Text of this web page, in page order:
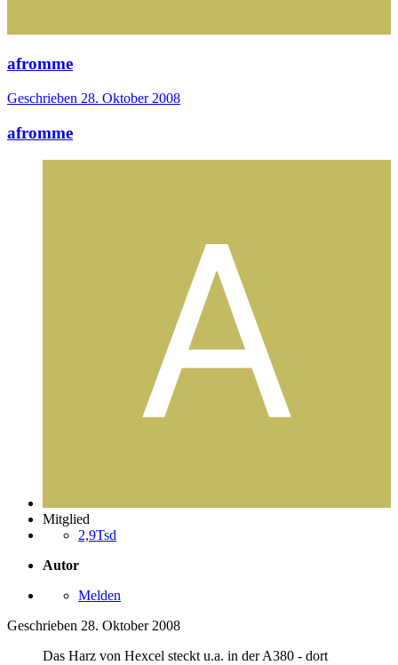
afromme
Geschrieben 28. Oktober 2008
afromme
Mitglied
2,9Tsd
Autor
Melden
Geschrieben 28. Oktober 2008
Das Harz von Hexcel steckt u.a. in der A380 - dort